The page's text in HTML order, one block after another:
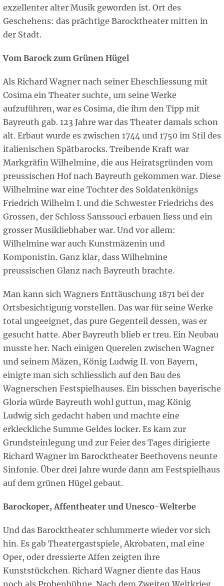
exzellenter alter Musik geworden ist. Ort des
Geschehens: das prächtige Barocktheater mitten in
der Stadt.
Vom Barock zum Grünen Hügel
Als Richard Wagner nach seiner Eheschliessung mit
Cosima ein Theater suchte, um seine Werke
aufzuführen, war es Cosima, die ihm den Tipp mit
Bayreuth gab. 123 Jahre war das Theater damals schon
alt. Erbaut wurde es zwischen 1744 und 1750 im Stil des
italienischen Spätbarocks. Treibende Kraft war
Markgräfin Wilhelmine, die aus Heiratsgründen vom
preussischen Hof nach Bayreuth gekommen war. Diese
Wilhelmine war eine Tochter des Soldatenkönigs
Friedrich Wilhelm I. und die Schwester Friedrichs des
Grossen, der Schloss Sanssouci erbauen liess und ein
grosser Musikliebhaber war. Und vor allem:
Wilhelmine war auch Kunstmäzenin und
Komponistin. Ganz klar, dass Wilhelmine
preussischen Glanz nach Bayreuth brachte.
Man kann sich Wagners Enttäuschung 1871 bei der
Ortsbesichtigung vorstellen. Das war für seine Werke
total ungeeignet, das pure Gegenteil dessen, was er
gesucht hatte. Aber Bayreuth blieb er treu. Ein Neubau
musste her. Nach einigen Querelen zwischen Wagner
und seinem Mäzen, König Ludwig II. von Bayern,
einigte man sich schliesslich auf den Bau des
Wagnerschen Festspielhauses. Ein bisschen bayerische
Gloria würde Bayreuth wohl guttun, mag König
Ludwig sich gedacht haben und machte eine
erkleckliche Summe Geldes locker. Es kam zur
Grundsteinlegung und zur Feier des Tages dirigierte
Richard Wagner im Barocktheater Beethovens neunte
Sinfonie. Über drei Jahre wurde dann am Festspielhaus
auf dem grünen Hügel gebaut.
Barockoper, Affentheater und Unesco-Welterbe
Und das Barocktheater schlummerte wieder vor sich
hin. Es gab Theatergastspiele, Akrobaten, mal eine
Oper, oder dressierte Affen zeigten ihre
Kunststückchen. Richard Wagner diente das Haus